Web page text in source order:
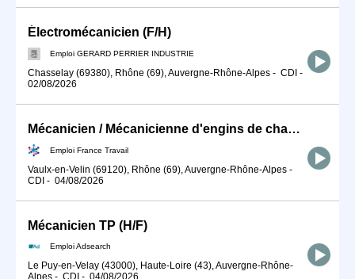
Électromécanicien (F/H)
Emploi GERARD PERRIER INDUSTRIE
Chasselay (69380), Rhône (69), Auvergne-Rhône-Alpes - CDI -
02/08/2026
Mécanicien / Mécanicienne d'engins de chantier et de travaux publ (H/F)
Emploi France Travail
Vaulx-en-Velin (69120), Rhône (69), Auvergne-Rhône-Alpes -
CDI - 04/08/2026
Mécanicien TP (H/F)
Emploi Adsearch
Le Puy-en-Velay (43000), Haute-Loire (43), Auvergne-Rhône-